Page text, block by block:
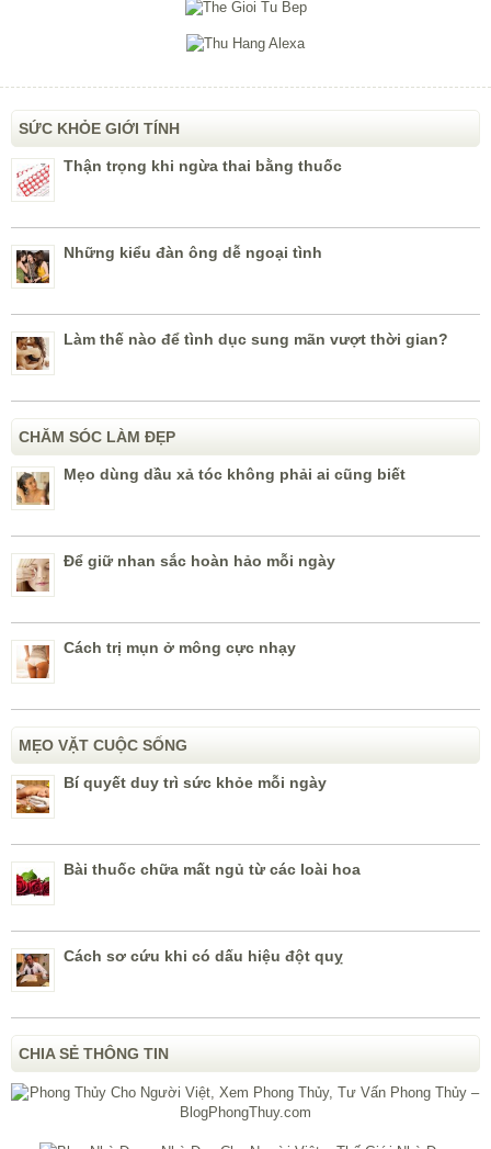
SỨC KHỎE GIỚI TÍNH
Thận trọng khi ngừa thai bằng thuốc
Những kiểu đàn ông dễ ngoại tình
Làm thế nào để tình dục sung mãn vượt thời gian?
CHĂM SÓC LÀM ĐẸP
Mẹo dùng dầu xả tóc không phải ai cũng biết
Để giữ nhan sắc hoàn hảo mỗi ngày
Cách trị mụn ở mông cực nhạy
MẸO VẶT CUỘC SỐNG
Bí quyết duy trì sức khỏe mỗi ngày
Bài thuốc chữa mất ngủ từ các loài hoa
Cách sơ cứu khi có dấu hiệu đột quỵ
CHIA SẺ THÔNG TIN